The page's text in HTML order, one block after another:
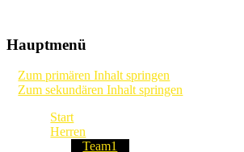
TSV Frommern-
Hauptmenü
Zum primären Inhalt springen
Zum sekundären Inhalt springen
Start
Herren
Team1